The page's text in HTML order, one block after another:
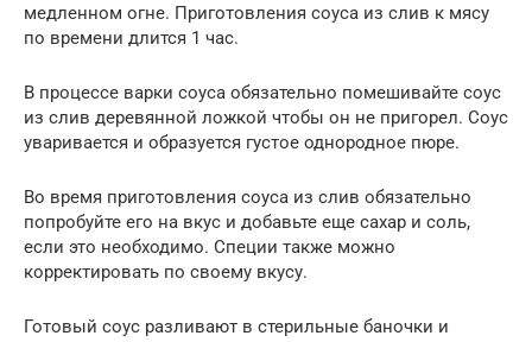
медленном огне. Приготовления соуса из слив к мясу
по времени длится 1 час.
В процессе варки соуса обязательно помешивайте соус
из слив деревянной ложкой чтобы он не пригорел. Соус
уваривается и образуется густое однородное пюре.
Во время приготовления соуса из слив обязательно
попробуйте его на вкус и добавьте еще сахар и соль,
если это необходимо. Специи также можно
корректировать по своему вкусу.
Готовый соус разливают в стерильные баночки и